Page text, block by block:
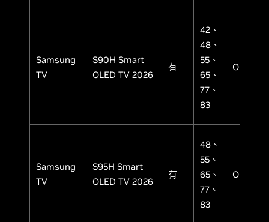
Samsung
TV
S90H Smart
OLED TV 2026
有
42、
48、
55、
65、
77、
83
OLED
Samsung
TV
S95H Smart
OLED TV 2026
有
48、
55、
65、
77、
83
OLED